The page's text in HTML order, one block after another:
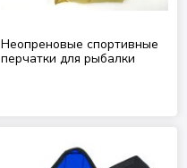
Неопреновые спортивные
перчатки для рыбалки